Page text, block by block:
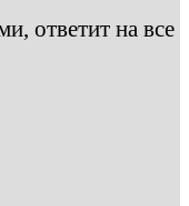
ответит на все